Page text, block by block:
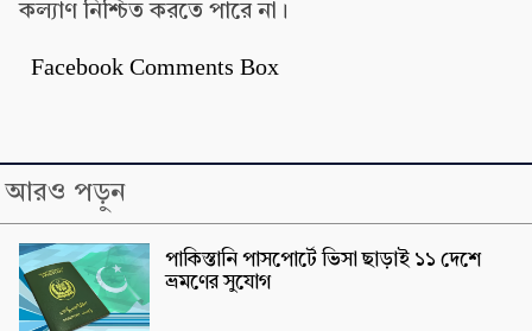
কল্যাণ নিশ্চিত করতে পারে না।
Facebook Comments Box
আরও পড়ুন
পাকিস্তানি পাসপোর্টে ভিসা ছাড়াই ১১ দেশে
ভ্রমণের সুযোগ